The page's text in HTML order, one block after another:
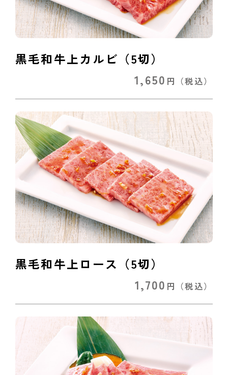
黒毛和牛上カルビ（5切）
1,650 円 （税込）
黒毛和牛上ロース（5切）
1,700 円 （税込）